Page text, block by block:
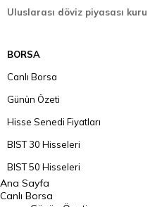
Uluslarası döviz piyasası kuru
BORSA
Canlı Borsa
Günün Özeti
Hisse Senedi Fiyatları
BIST 30 Hisseleri
BIST 50 Hisseleri
BIST 100 Hisseleri
Ana Sayfa
Canlı Borsa